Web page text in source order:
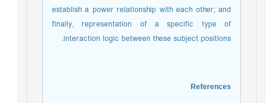
establish a power relationship with each other; and
finally, representation of a specific type of
interaction logic between these subject positions.
References